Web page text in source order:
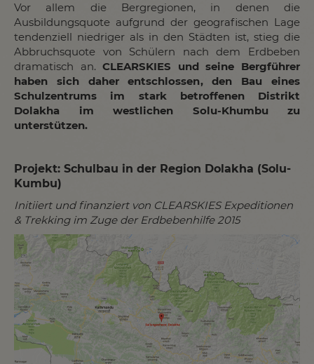
Vor allem die Bergregionen, in denen die
Ausbildungsquote aufgrund der geografischen Lage
tendenziell niedriger als in den Städten ist, stieg die
Abbruchsquote von Schülern nach dem Erdbeben
dramatisch an.CLEARSKIES und seine Bergführer
haben sich daher entschlossen, den Bau eines
Schulzentrums im stark betroffenen Distrikt
Dolakha im westlichen Solu-Khumbu zu
unterstützen.
Projekt: Schulbau in der Region Dolakha (Solu-
Kumbu)
Initiiert und finanziert von CLEARSKIES Expeditionen
& Trekking im Zuge der Erdbebenhilfe 2015